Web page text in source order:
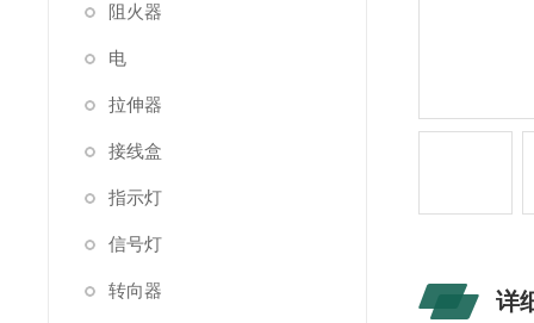
阻火器
电
拉伸器
接线盒
指示灯
信号灯
转向器 详